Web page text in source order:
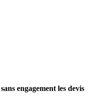
sans engagement les devis